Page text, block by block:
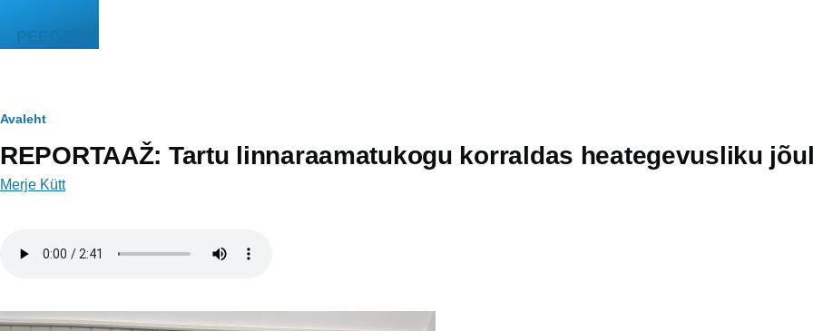
PEEGEL
Leivapuru
Avaleht
REPORTAAŽ: Tartu linnaraamatukogu korraldas heategevusliku
Merje Kütt